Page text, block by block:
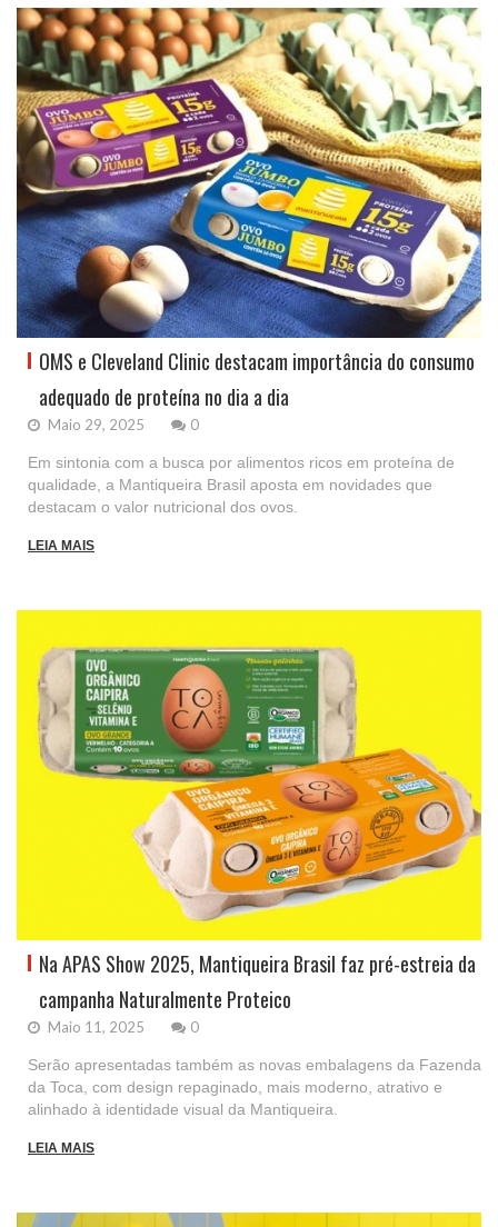
OMS e Cleveland Clinic destacam importância do consumo
adequado de proteína no dia a dia
Maio 29, 2025 0
Em sintonia com a busca por alimentos ricos em proteína de
qualidade, a Mantiqueira Brasil aposta em novidades que
destacam o valor nutricional dos ovos.
LEIA MAIS
Na APAS Show 2025, Mantiqueira Brasil faz pré-estreia da
campanha Naturalmente Proteico
Maio 11, 2025 0
Serão apresentadas também as novas embalagens da Fazenda
da Toca, com design repaginado, mais moderno, atrativo e
alinhado à identidade visual da Mantiqueira.
LEIA MAIS